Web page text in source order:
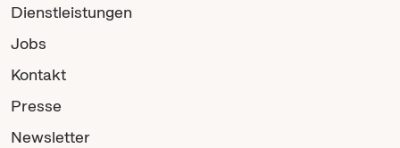
Dienstleistungen
Jobs
Kontakt
Presse
Newsletter